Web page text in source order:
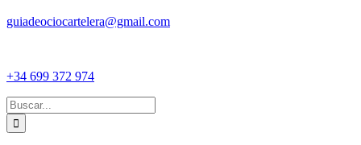
guiadeociocartelera@gmail.com
+34 699 372 974
Buscar: